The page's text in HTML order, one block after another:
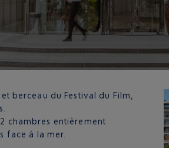
berceau du Festival du Film,
chambres entièrement
face à la mer.